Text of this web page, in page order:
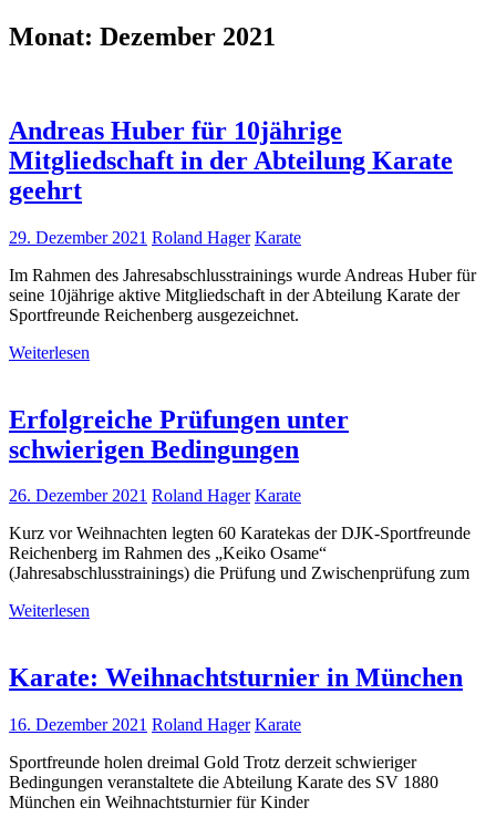
Monat: Dezember 2021
Andreas Huber für 10jährige
Mitgliedschaft in der Abteilung Karate
geehrt
29. Dezember 2021 Roland Hager Karate
Im Rahmen des Jahresabschlusstrainings wurde Andreas Huber für
seine 10jährige aktive Mitgliedschaft in der Abteilung Karate der
Sportfreunde Reichenberg ausgezeichnet.
Weiterlesen
Erfolgreiche Prüfungen unter
schwierigen Bedingungen
26. Dezember 2021 Roland Hager Karate
Kurz vor Weihnachten legten 60 Karatekas der DJK-Sportfreunde
Reichenberg im Rahmen des „Keiko Osame“
(Jahresabschlusstrainings) die Prüfung und Zwischenprüfung zum
Weiterlesen
Karate: Weihnachtsturnier in München
16. Dezember 2021 Roland Hager Karate
Sportfreunde holen dreimal Gold Trotz derzeit schwieriger
Bedingungen veranstaltete die Abteilung Karate des SV 1880
München ein Weihnachtsturnier für Kinder